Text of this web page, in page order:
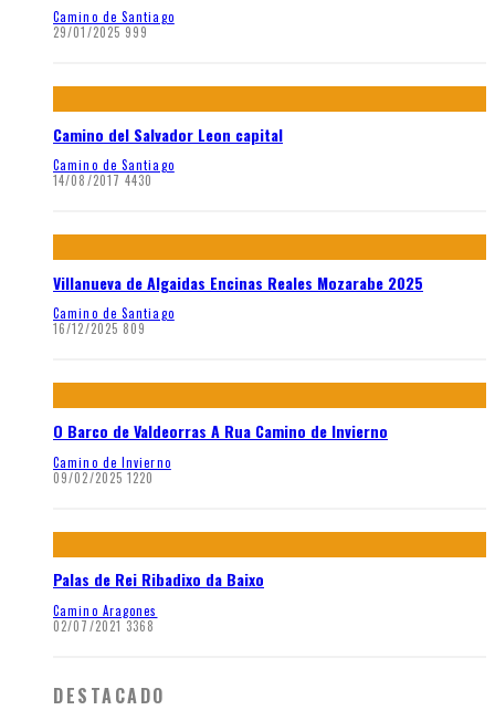
Camino de Santiago
29/01/2025 999
Camino del Salvador Leon capital
Camino de Santiago
14/08/2017 4430
Villanueva de Algaidas Encinas Reales Mozarabe 2025
Camino de Santiago
16/12/2025 809
O Barco de Valdeorras A Rua Camino de Invierno
Camino de Invierno
09/02/2025 1220
Palas de Rei Ribadixo da Baixo
Camino Aragones
02/07/2021 3368
DESTACADO